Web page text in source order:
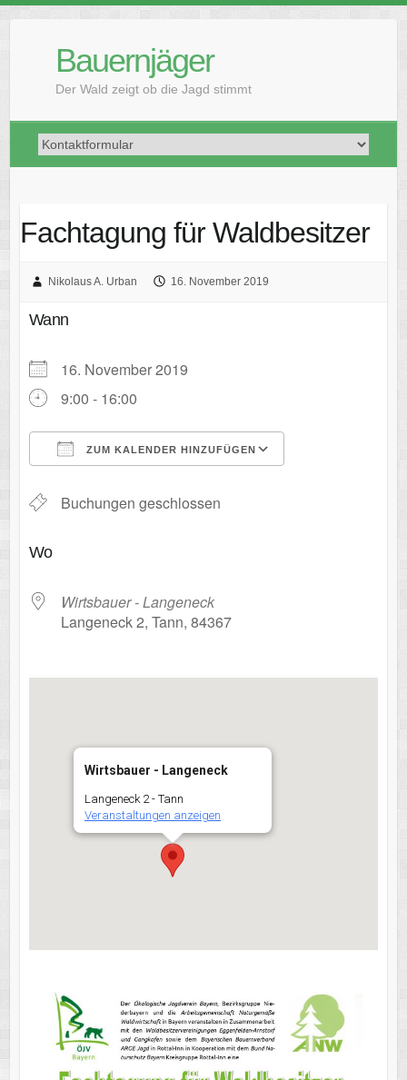
Bauernjäger
Der Wald zeigt ob die Jagd stimmt
Fachtagung für Waldbesitzer
Nikolaus A. Urban 16. November 2019
Wann
16. November 2019
9:00 - 16:00
ZUM KALENDER HINZUFÜGEN
Buchungen geschlossen
Wo
Wirtsbauer - Langeneck
Langeneck 2, Tann, 84367
Wirtsbauer - Langeneck
Langeneck 2 - Tann
Veranstaltungen anzeigen